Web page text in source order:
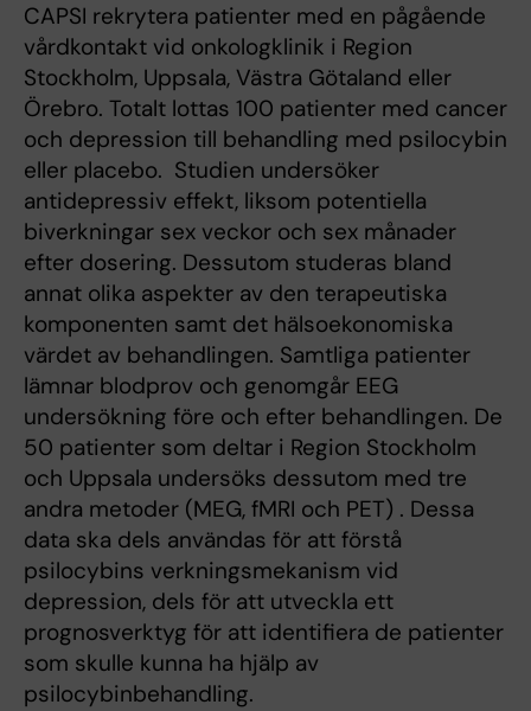
CAPSI rekrytera patienter med en pågående
vårdkontakt vid onkologklinik i Region
Stockholm, Uppsala, Västra Götaland eller
Örebro. Totalt lottas 100 patienter med cancer
och depression till behandling med psilocybin
eller placebo. Studien undersöker
antidepressiv effekt, liksom potentiella
biverkningar sex veckor och sex månader
efter dosering. Dessutom studeras bland
annat olika aspekter av den terapeutiska
komponenten samt det hälsoekonomiska
värdet av behandlingen. Samtliga patienter
lämnar blodprov och genomgår EEG
undersökning före och efter behandlingen. De
50 patienter som deltar i Region Stockholm
och Uppsala undersöks dessutom med tre
andra metoder (MEG, fMRI och PET) . Dessa
data ska dels användas för att förstå
psilocybins verkningsmekanism vid
depression, dels för att utveckla ett
prognosverktyg för att identifiera de patienter
som skulle kunna ha hjälp av
psilocybinbehandling.